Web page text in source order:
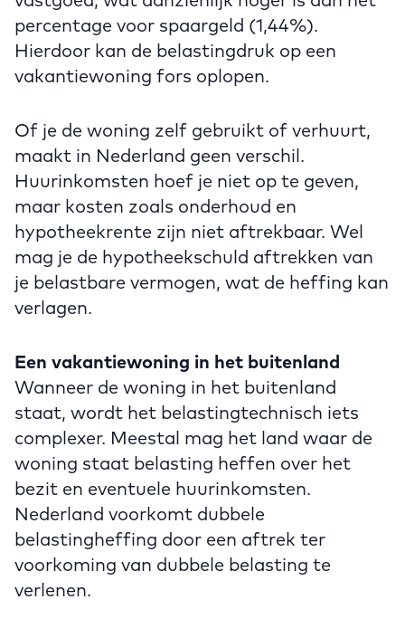
percentage voor spaargeld (1,44%).
Hierdoor kan de belastingdruk op een
vakantiewoning fors oplopen.
Of je de woning zelf gebruikt of verhuurt,
maakt in Nederland geen verschil.
Huurinkomsten hoef je niet op te geven,
maar kosten zoals onderhoud en
hypotheekrente zijn niet aftrekbaar. Wel
mag je de hypotheekschuld aftrekken van
je belastbare vermogen, wat de heffing kan
verlagen.
Een vakantiewoning in het buitenland
Wanneer de woning in het buitenland
staat, wordt het belastingtechnisch iets
complexer. Meestal mag het land waar de
woning staat belasting heffen over het
bezit en eventuele huurinkomsten.
Nederland voorkomt dubbele
belastingheffing door een aftrek ter
voorkoming van dubbele belasting te
verlenen.